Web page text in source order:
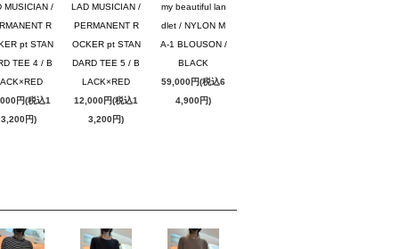
MUSICIAN /
R
pt STAN
TEE 4 / B
円(税込1
3,200円)
LAD MUSICIAN /
PERMANENT R
OCKER pt STAN
DARD TEE 5 / B
LACK×RED
12,000円(税込1
3,200円)
my beautiful lan
dlet / NYLON M
A-1 BLOUSON /
BLACK
59,000円(税込6
4,900円)